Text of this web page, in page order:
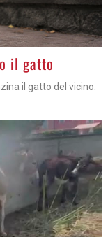
il gatto
il gatto del vicino: